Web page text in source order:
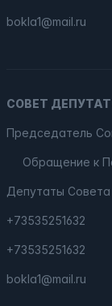
bokla1@mail.ru
СОВЕТ
Председатель
Обращение к
Депутаты
+73535251632
+73535251632
bokla1@mail.ru